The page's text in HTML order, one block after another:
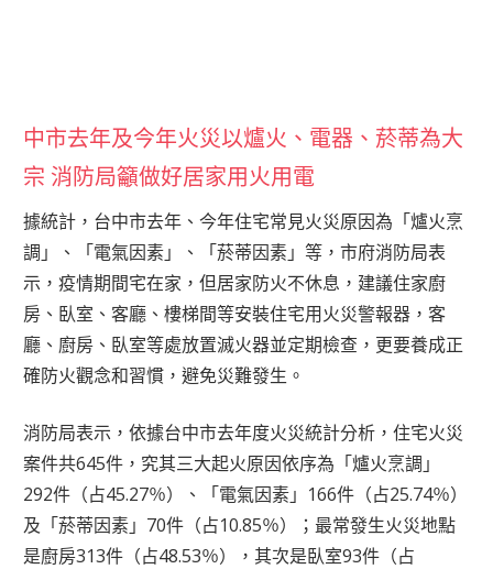
中市去年及今年火災以爐火、電器、菸蒂為大
宗 消防局籲做好居家用火用電
據統計，台中市去年、今年住宅常見火災原因為「爐火烹
調」、「電氣因素」、「菸蒂因素」等，市府消防局表
示，疫情期間宅在家，但居家防火不休息，建議住家廚
房、臥室、客廳、樓梯間等安裝住宅用火災警報器，客
廳、廚房、臥室等處放置滅火器並定期檢查，更要養成正
確防火觀念和習慣，避免災難發生。
消防局表示，依據台中市去年度火災統計分析，住宅火災
案件共645件，究其三大起火原因依序為「爐火烹調」
292件（占45.27％）、「電氣因素」166件（占25.74％）
及「菸蒂因素」70件（占10.85％）；最常發生火災地點
是廚房313件（占48.53％），其次是臥室93件（占